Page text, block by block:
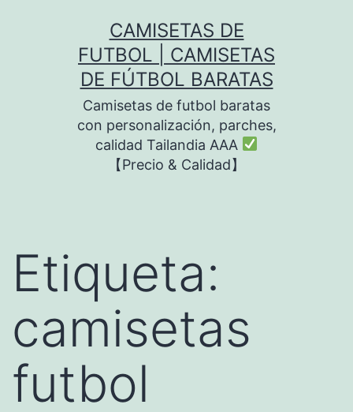
CAMISETAS DE
FUTBOL | CAMISETAS
DE FÚTBOL BARATAS
Camisetas de futbol baratas
con personalización, parches,
calidad Tailandia AAA
【Precio & Calidad】
Etiqueta:
camisetas
futbol